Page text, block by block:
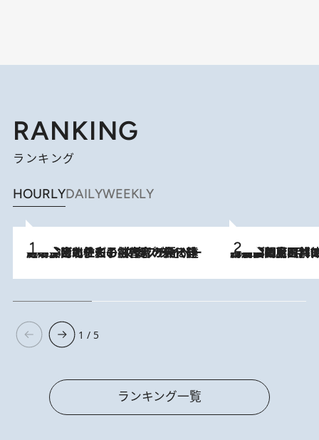
RANKING
ランキング
HOURLYDAILYWEEKLY
2026.8.3
《「文士の子ども被害者の会」発足！》阿川佐和子（72）が語る遠藤周作に北杜夫、劇作家・矢代静一の子どもたちの“文豪プライベート事件簿” 2026.8.8
「最後に見られてよかった」上野動物園の東園パンダ舎が解体前に特別公開。8月16日まで延長されたパネル展と共に辿る“半世紀”のパンダ飼育《解体工事の図面あり》
1 / 5
ランキング一覧